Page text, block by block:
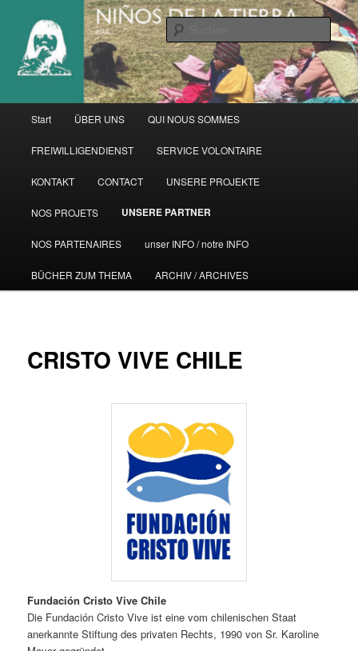
primären
Inhalt
springen
Start ÜBER UNS QUI NOUS SOMMES
FREIWILLIGENDIENST SERVICE VOLONTAIRE
KONTAKT CONTACT UNSERE PROJEKTE
NOS PROJETS UNSERE PARTNER
NOS PARTENAIRES unser INFO / notre INFO
BÜCHER ZUM THEMA ARCHIV / ARCHIVES
CRISTO VIVE CHILE
Fundación Cristo Vive Chile
Die Fundación Cristo Vive ist eine vom chilenischen Staat
anerkannte Stiftung des privaten Rechts, 1990 von Sr. Karoline